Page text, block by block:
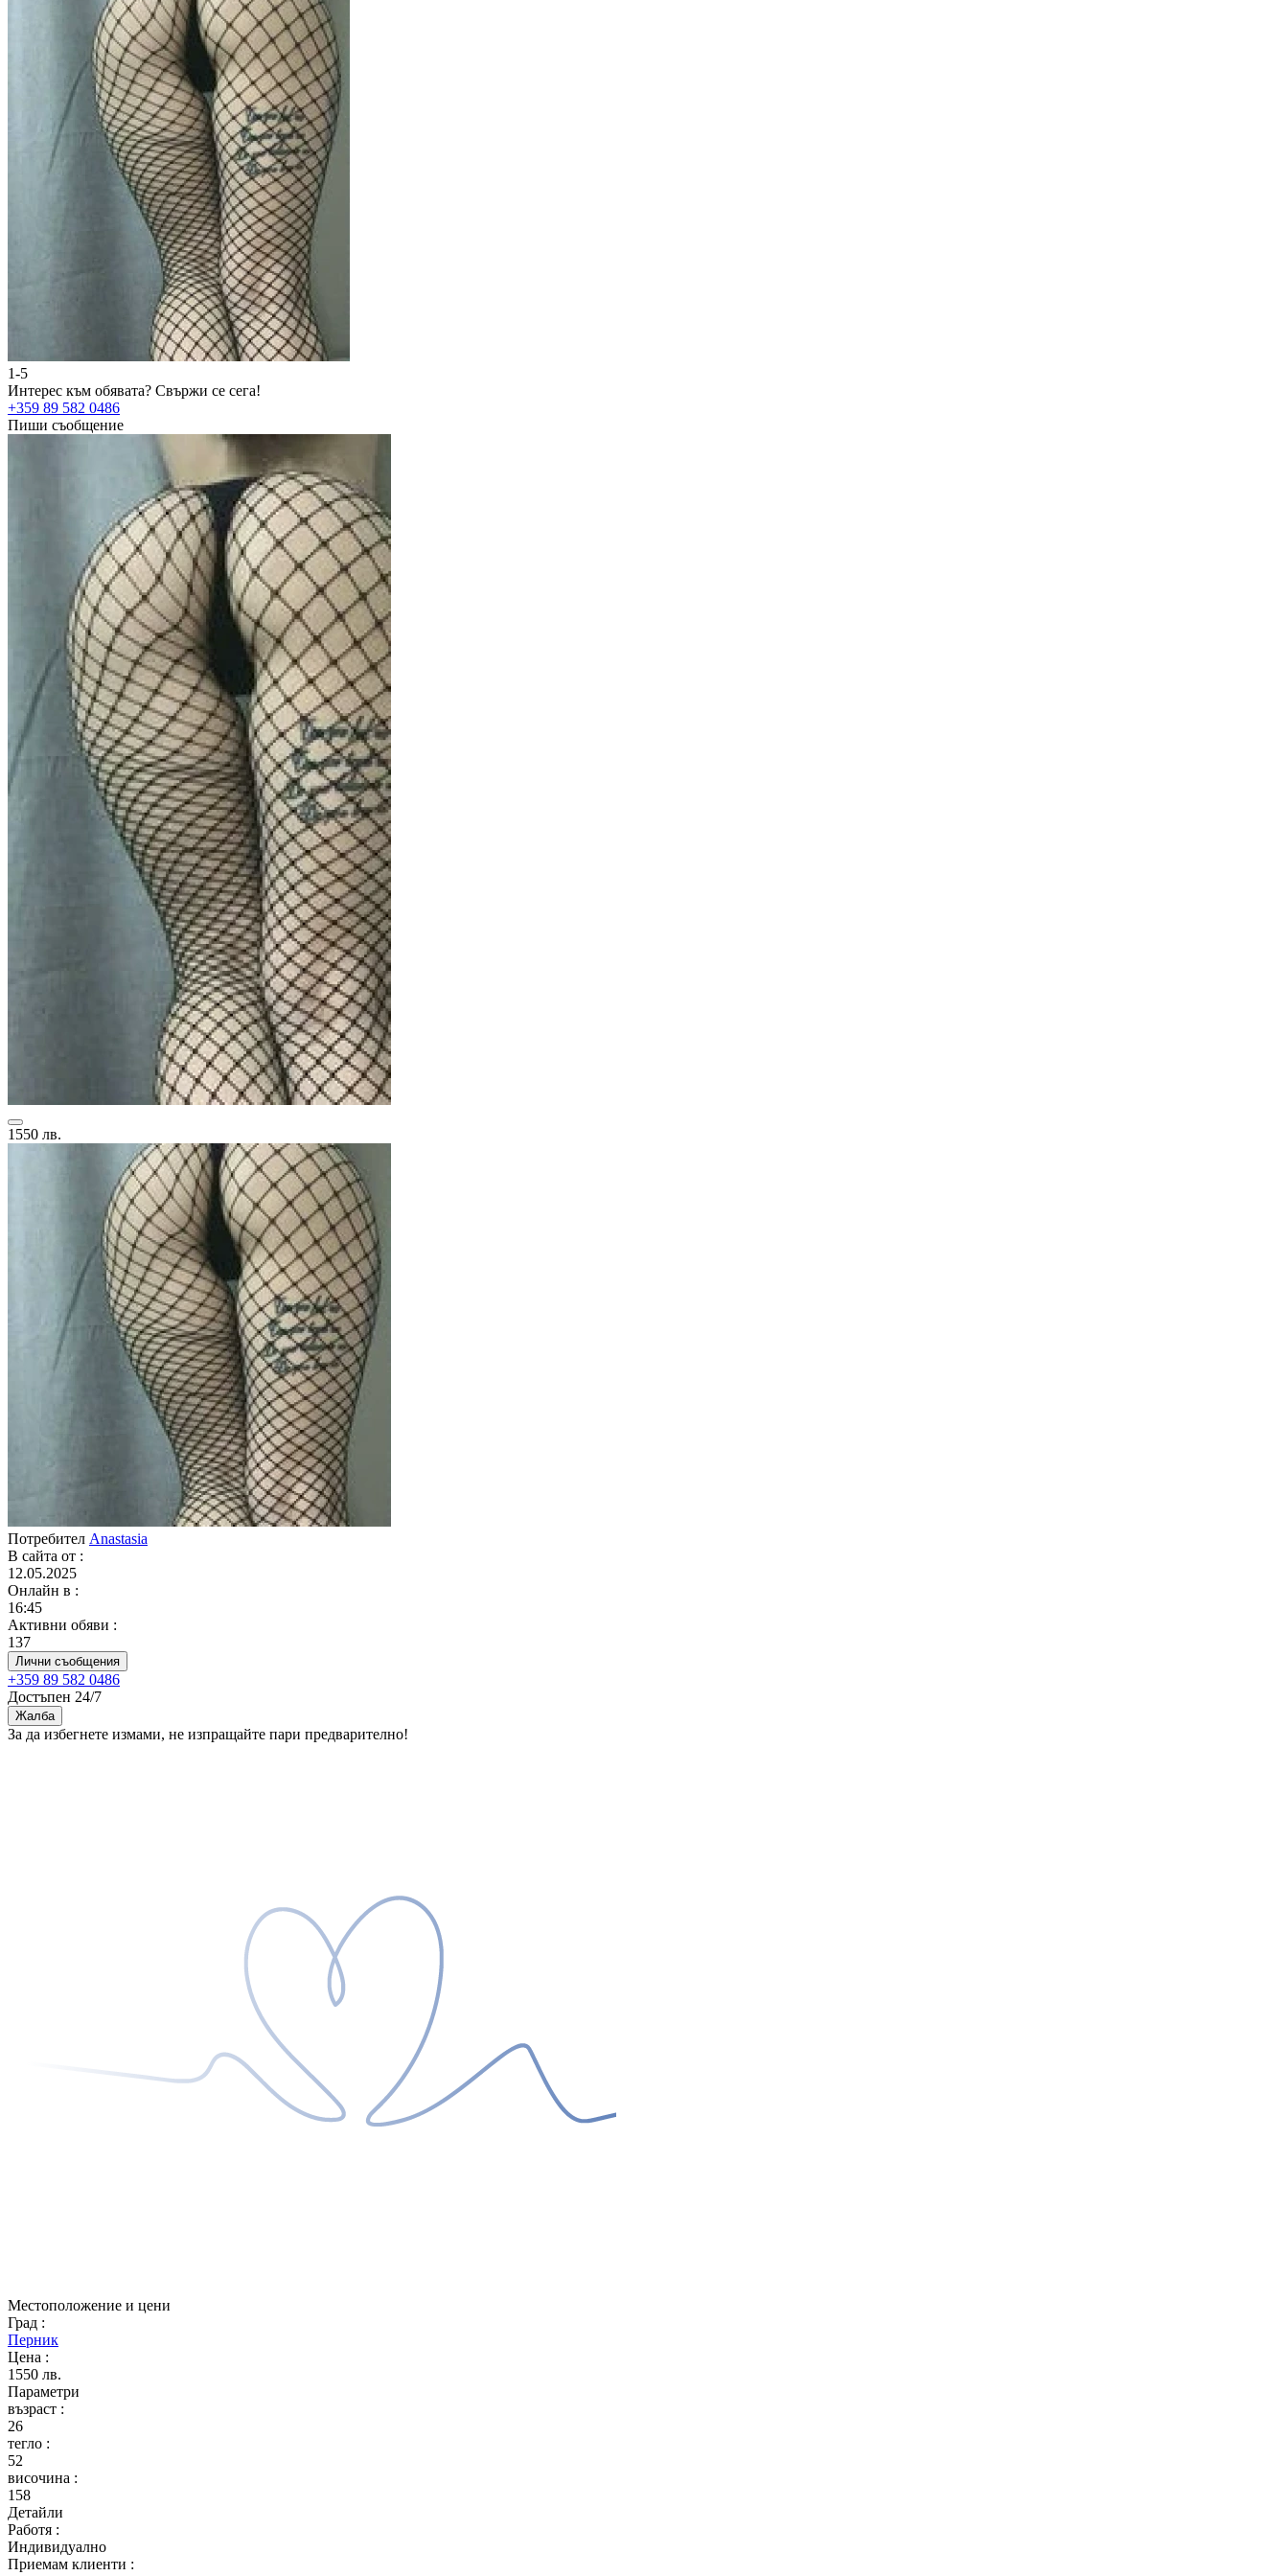
1-5
Интерес към обявата? Свържи се сега!
+359 89 582 0486
Пиши съобщение
1550 лв.
Потребител Anastasia
В сайта от :
12.05.2025
Онлайн в :
16:45
Активни обяви :
137
Лични съобщения
+359 89 582 0486
Достъпен 24/7
Жалба
За да избегнете измами, не изпращайте пари предварително!
Местоположение и цени
Град :
Перник
Цена :
1550 лв.
Параметри
възраст :
26
тегло :
52
височина :
158
Детайли
Работя :
Индивидуално
Приемам клиенти :